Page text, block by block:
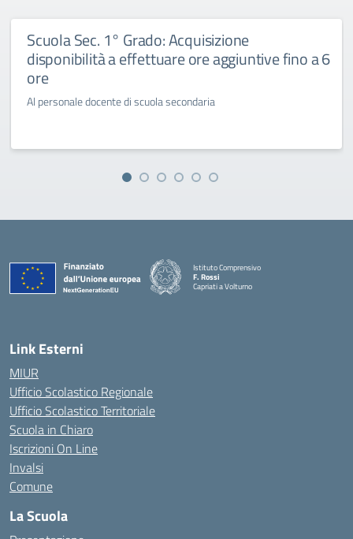
Scuola Sec. 1° Grado: Acquisizione
disponibilità a effettuare ore aggiuntive fino a 6
ore
Al personale docente di scuola secondaria
Istituto Comprensivo
F. Rossi
Capriati a Volturno
— Visita la pagina iniziale della scuola
Link Esterni
MIUR
Ufficio Scolastico Regionale
Ufficio Scolastico Territoriale
Scuola in Chiaro
Iscrizioni On Line
Invalsi
Comune
La Scuola